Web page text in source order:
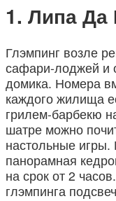
Липа Да
Глэмпинг возле
сафари-лоджей и
домика. Номера
каждого жилища
грилем-барбекю
шатре можно
настольные игры.
панорамная
на срок от 2
глэмпинга